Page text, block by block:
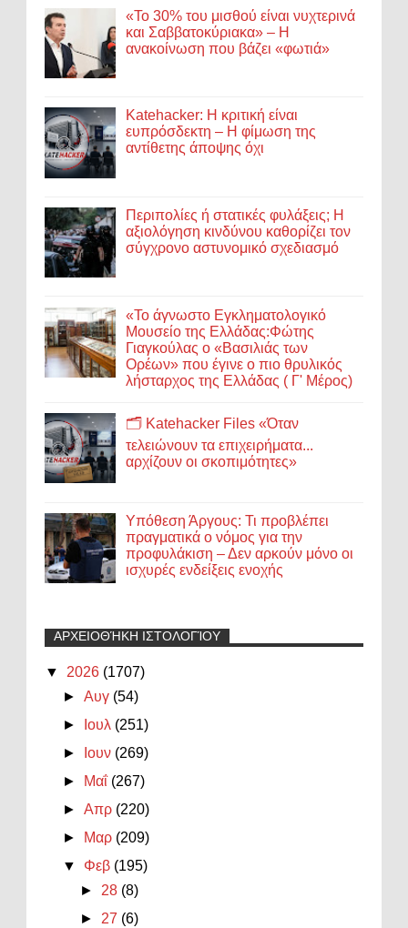
«Το 30% του μισθού είναι νυχτερινά
και Σαββατοκύριακα» – Η
ανακοίνωση που βάζει «φωτιά»
Katehacker: Η κριτική είναι
ευπρόσδεκτη – Η φίμωση της
αντίθετης άποψης όχι
Περιπολίες ή στατικές φυλάξεις; Η
αξιολόγηση κινδύνου καθορίζει τον
σύγχρονο αστυνομικό σχεδιασμό
«Το άγνωστο Εγκληματολογικό
Μουσείο της Ελλάδας:Φώτης
Γιαγκούλας ο «Βασιλιάς των
Ορέων» που έγινε ο πιο θρυλικός
λήσταρχος της Ελλάδας ( Γ' Μέρος)
🗂️ Katehacker Files «Όταν
τελειώνουν τα επιχειρήματα...
αρχίζουν οι σκοπιμότητες»
Υπόθεση Άργους: Τι προβλέπει
πραγματικά ο νόμος για την
προφυλάκιση – Δεν αρκούν μόνο οι
ισχυρές ενδείξεις ενοχής
ΑΡΧΕΙΟΘΉΚΗ ΙΣΤΟΛΟΓΊΟΥ
▼ 2026 (1707)
►Αυγ (54)
►
Ιουλ (251)
►
Ιουν (269)
►
Μαΐ (267)
►Απρ (220)
►
Μαρ (209)
▼ Φεβ (195)
► 28 (8)
► 27 (6)